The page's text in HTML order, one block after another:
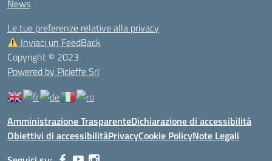
News
Le tue preferenze relative alla privacy
Inviaci un FeedBack
Copyright © 2023
Powered by Picieffe Srl
Amministrazione TrasparenteDichiarazione di accessibilità
Obiettivi di accessibilitàPrivacyCookie PolicyNote Legali